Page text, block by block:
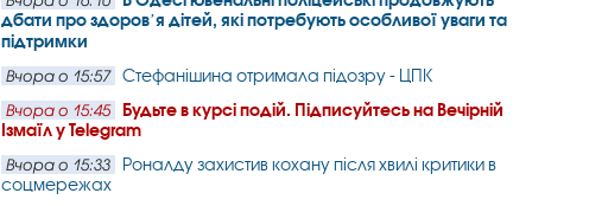
дбати про здоровʼя дітей, які потребують особливої уваги та
підтримки
Вчора о 15:57 Стефанішина отримала підозру - ЦПК
Вчора о 15:45
Будьте в курсі подій. Підписуйтесь на Вечірній
Ізмаїл у Telegram
Вчора о 15:33
Роналду захистив кохану після хвилі критики в
соцмережах